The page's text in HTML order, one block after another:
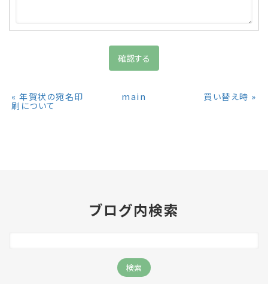
« 年賀状の宛名印
刷について
main 買い替え時 »
ブログ内検索